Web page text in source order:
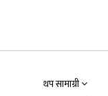
थप सामाग्री